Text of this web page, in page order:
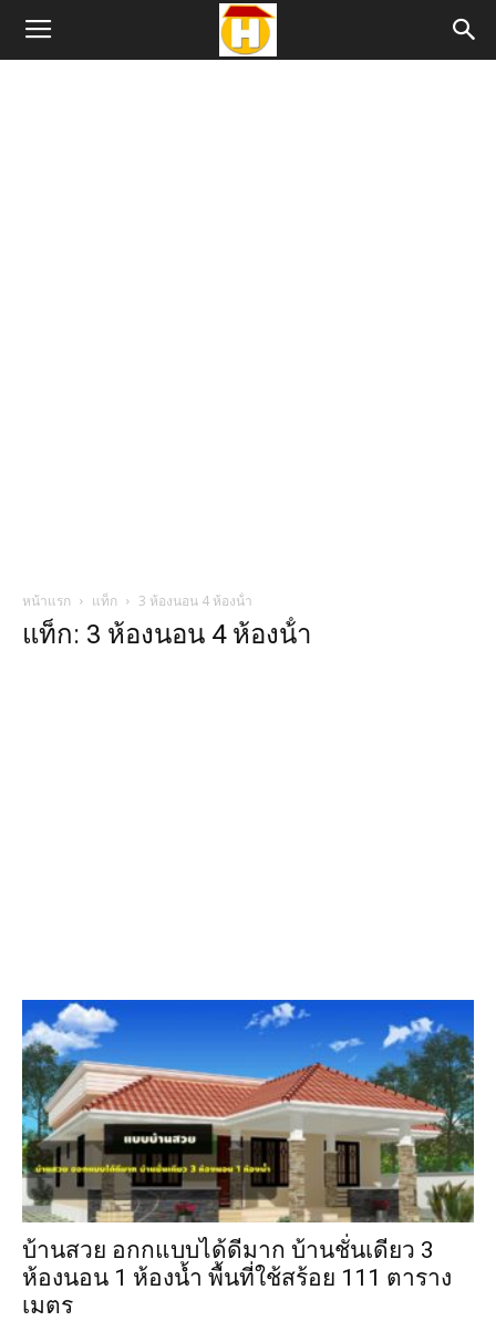
หน้าแรก แท็ก 3 ห้องนอน 4 ห้องน้ํา
แท็ก: 3 ห้องนอน 4 ห้องน้ํา
บ้านสวย อกกแบบได้ดีมาก บ้านชั่นเดียว 3
ห้องนอน 1 ห้องน้ำ พื้นที่ใช้สร้อย 111 ตาราง
เมตร